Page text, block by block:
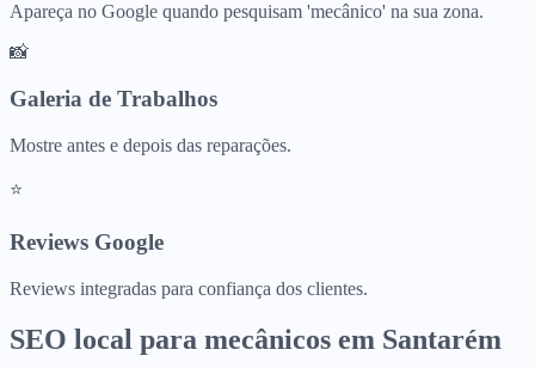
Apareça no Google quando pesquisam 'mecânico' na sua zona.
📸
Galeria de Trabalhos
Mostre antes e depois das reparações.
⭐
Reviews Google
Reviews integradas para confiança dos clientes.
SEO local para mecânicos em Santarém